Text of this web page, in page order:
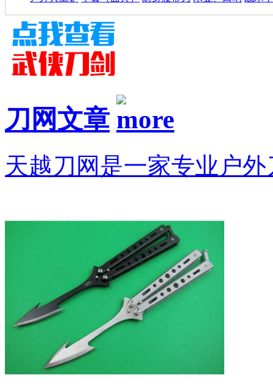
刀网文章
天越刀网是一家专业户